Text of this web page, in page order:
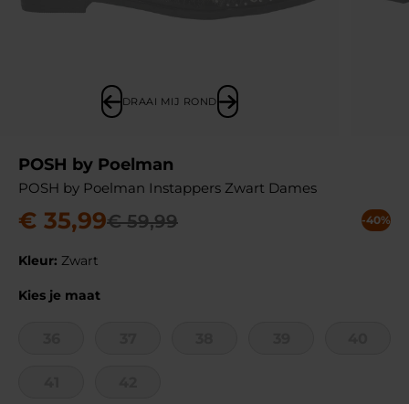
DRAAI MIJ ROND
POSH by Poelman
POSH by Poelman Instappers Zwart Dames
€ 35,99€ 59,99 -40%
Kleur: Zwart
Kies je maat